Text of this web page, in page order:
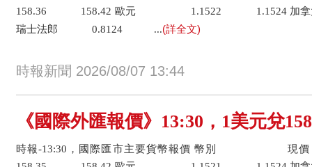
158.36 158.42 歐元 1.1522 1.1524 加
瑞士法郎 0.8124 ...(詳全文)
時報新聞 2026/08/07 13:44
《國際外匯報價》13:30，1美元兌
時報-13:30，國際匯市主要貨幣報價